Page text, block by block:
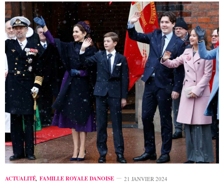
ACTUALITÉ, FAMILLE ROYALE DANOISE 21 JANVIER 2024